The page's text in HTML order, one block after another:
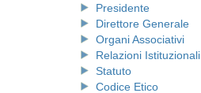
Presidente
Direttore Generale
Organi Associativi
Relazioni Istituzionali
Statuto
Codice Etico